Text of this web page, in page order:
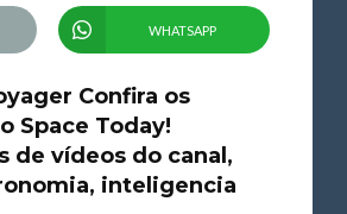
WHATSAPP
Confira os
Space Today!
de vídeos do canal,
inteligencia